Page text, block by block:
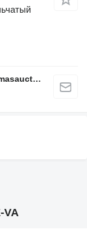
Fymas Auctions ApS – visit the auction fymasauctions.dk
VA